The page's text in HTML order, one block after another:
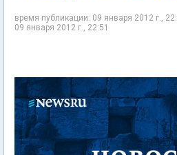
время публикации: 09 января 2012 г.,
09 января 2012 г., 22:51